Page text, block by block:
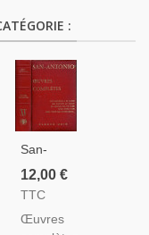
:
San-
Antonio,
Oeuvres
De San-
12,00 €
TTC
Œuvres